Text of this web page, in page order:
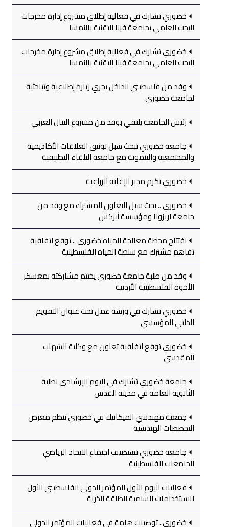
خضوري تشارك في فعالية إطلاق مشروع إدارة مخرجات
البحث العلمي بجامعة فينا التقنية بالنمسا
خضوري تشارك في فعالية إطلاق مشروع إدارة مخرجات
البحث العلمي بجامعة فينا التقنية بالنمسا
وفد من فلسطيني الداخل يجري زيارة إطلاعية وتباحثية
لجامعة خضوري
رئيس الجامعة يلتقي بوفد من مشروع التنال العربي
جامعة خضوري تبحث سبل توثيق العلاقات الأكاديمية
والمجتمعية والتنموية مع جامعة البلقاء التطبيقية
خضوري تكرم مدير الإغاثة الزراعية
خضوري .. بحث سبل التعاون المشترك مع وفد من
جامعة اريزونا ومؤسسة أيركس
افتتاح محطة معالجة المياه خضوري .. توقع اتفاقية
تفاهم مشترك مع سلطة المياه الفلسطينية
وفد من طلبة جامعة خضوري يختتم مشاركته بمعسكر
الأخوة الفلسطينية الأردنية
خضوري تشارك في ورشة عمل تحت عنوان التقويم
الذاتي المؤسسي
خضوري توقع اتفاقية تعاون مع وكلية الشهاب
المقدسي
جامعة خضوري تشارك في اليوم الإرشادي لطلبة
الثانوية العامة في مدينة القدس
جمعية مهندسي الميكانيك في خضوري تنظم معرض
التخصصات الهندسية
جامعة خضوري تستضيف اجتماع الاتحاد الرياضي
للجامعات الفلسطينية
فعاليات اليوم الأول للمؤتمر الدولي الفلسطيني الأول
للاستخدامات السلمية للطاقة الذرية
خضوري.. توصيات هامة في فعاليات المؤتمر الدولي